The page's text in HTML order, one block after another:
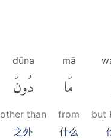
but
mā
مَا
from
什么
dūna
دُونَ
other than
之外